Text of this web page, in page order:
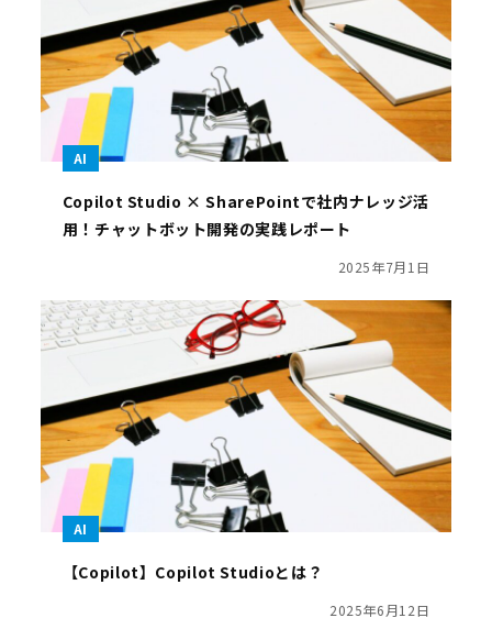
AI
Copilot Studio × SharePointで社内ナレッジ活
用！チャットボット開発の実践レポート
2025年7月1日
AI
【Copilot】Copilot Studioとは？
2025年6月12日